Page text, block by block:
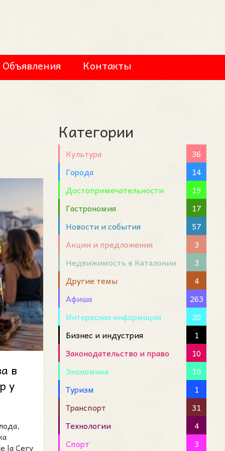
Объявления Контакты
в
у
la Cerv
Категории
Культура
36
Города
14
Достопримечательности
19
Гастрономия
17
Новости и события
57
Акции и предложения
3
Недвижимость в Каталонии
3
Другие темы
4
Афиша
263
Интересная информация
20
Бизнес и индустрия
1
Законодательство и право
10
Экономика
10
Туризм
1
Транспорт
31
Технологии
4
Спорт
3